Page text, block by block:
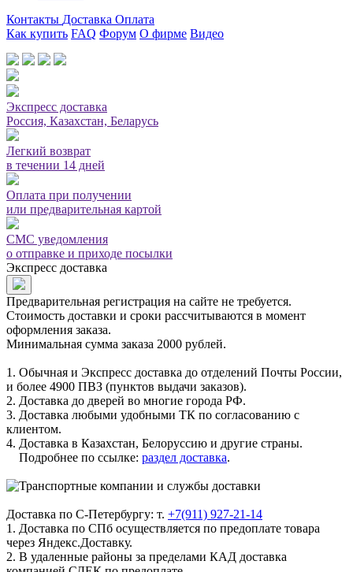
Контакты Доставка Оплата
Как купить FAQ Форум О фирме Видео
Экспресс доставка
Россия, Казахстан, Беларусь
Легкий возврат
в течении 14 дней
Оплата при получении
или предварительная картой
СМС уведомления
о отправке и приходе посылки
Экспресс доставка
Предварительная регистрация на сайте не требуется.
Стоимость доставки и сроки рассчитываются в момент
оформления заказа.
Минимальная сумма заказа 2000 рублей.
1. Обычная и Экспресс доставка до отделений Почты России,
и более 4900 ПВЗ (пунктов выдачи заказов).
2. Доставка до дверей во многие города РФ.
3. Доставка любыми удобными ТК по согласованию с
клиентом.
4. Доставка в Казахстан, Белоруссию и другие страны.
Подробнее по ссылке: раздел доставка.
Доставка по С-Петербургу: т. +7(911) 927-21-14
1. Доставка по СПб осуществляется по предоплате товара
через Яндекс.Доставку.
2. В удаленные районы за пределами КАД доставка